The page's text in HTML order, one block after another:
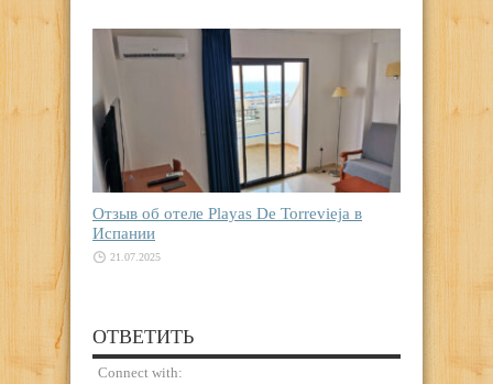
Отзыв об отеле Playas De Torrevieja в
Испании
21.07.2025
ОТВЕТИТЬ
Connect with: